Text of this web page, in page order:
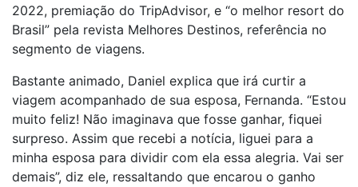
2022, premiação do TripAdvisor, e “o melhor resort do
Brasil” pela revista Melhores Destinos, referência no
segmento de viagens.
Bastante animado, Daniel explica que irá curtir a
viagem acompanhado de sua esposa, Fernanda. “Estou
muito feliz! Não imaginava que fosse ganhar, fiquei
surpreso. Assim que recebi a notícia, liguei para a
minha esposa para dividir com ela essa alegria. Vai ser
demais”, diz ele, ressaltando que encarou o ganho